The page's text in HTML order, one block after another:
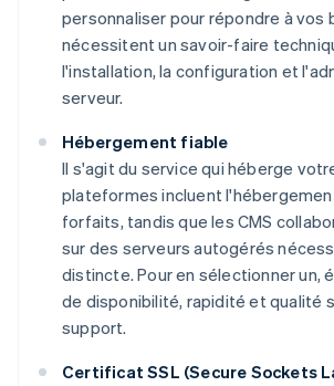
personnaliser pour répondre à vos
nécessitent un savoir-faire
l'installation, la configuration et
serveur.
Hébergement fiable
Il s'agit du service qui héberge
plateformes incluent
forfaits, tandis que les CMS
sur des serveurs autogérés
distincte. Pour en sélectionner un,
de disponibilité, rapidité et qualité
support.
Certificat SSL (Secure Sockets